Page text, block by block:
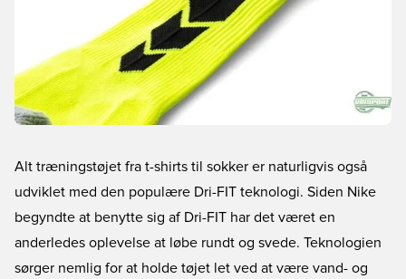
Alt træningstøjet fra t-shirts til sokker er naturligvis også
udviklet med den populære Dri-FIT teknologi. Siden Nike
begyndte at benytte sig af Dri-FIT har det været en
anderledes oplevelse at løbe rundt og svede. Teknologien
sørger nemlig for at holde tøjet let ved at være vand- og